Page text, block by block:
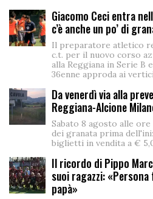
Giacomo Ceci entra
c’è anche un po’ di
Il preparatore atletico
c.t. per il nuovo corso
alla Reggiana in Serie B
36enne approda ai
Da venerdì via alla
Reggiana-Alcione
Sabato 8 agosto alle
dei granata prima
biglietti in vendita a €
Il ricordo di Pippo
suoi ragazzi:
papà»